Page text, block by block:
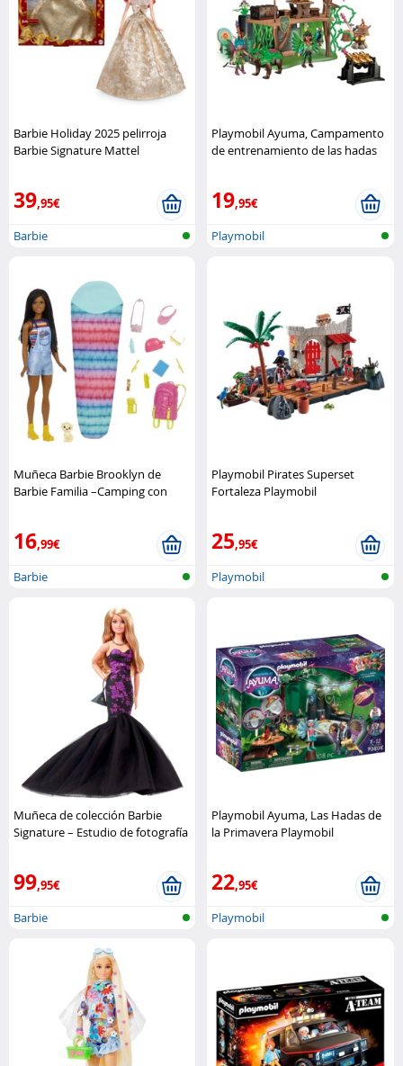
Barbie Holiday 2025 pelirroja
Barbie Signature Mattel
39,95€
Barbie
Playmobil Ayuma, Campamento
de entrenamiento de las hadas
19,95€
Playmobil
Muñeca Barbie Brooklyn de
Barbie Familia –Camping con
16,99€
Barbie
Playmobil Pirates Superset
Fortaleza Playmobil
25,95€
Playmobil
Muñeca de colección Barbie
Signature – Estudio de fotografía
99,95€
Barbie
Playmobil Ayuma, Las Hadas de
la Primavera Playmobil
22,95€
Playmobil